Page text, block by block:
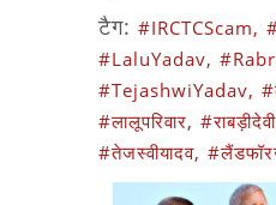
टैग: #IRCTCScam,
#LaluYadav,
#TejashwiYadav,
#लालूपरिवार,
#तेजस्वीयादव,